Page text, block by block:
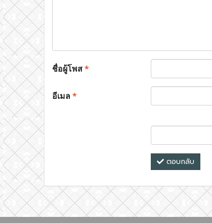
ชื่อผู้โพส*
อีเมล*
ตอบกลับ